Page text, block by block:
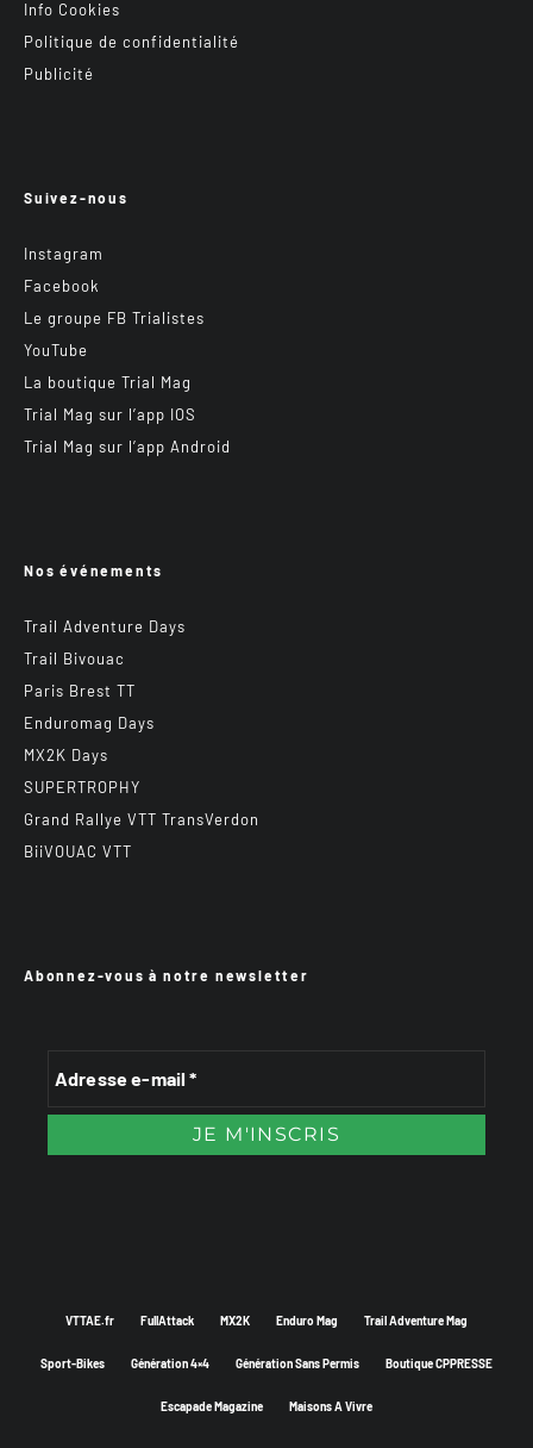
Info Cookies
Politique de confidentialité
Publicité
Suivez-nous
Instagram
Facebook
Le groupe FB Trialistes
YouTube
La boutique Trial Mag
Trial Mag sur l’app IOS
Trial Mag sur l’app Android
Nos événements
Trail Adventure Days
Trail Bivouac
Paris Brest TT
Enduromag Days
MX2K Days
SUPERTROPHY
Grand Rallye VTT TransVerdon
BiiVOUAC VTT
Abonnez-vous à notre newsletter
VTTAE.fr FullAttack MX2K Enduro Mag Trail Adventure Mag
Sport-Bikes Génération 4×4 Génération Sans Permis Boutique CPPRESSE
Escapade Magazine Maisons A Vivre